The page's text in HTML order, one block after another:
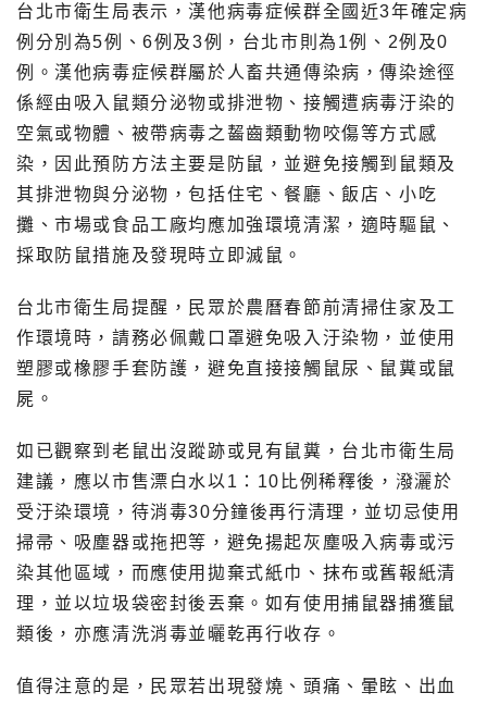
台北市衛生局表示，漢他病毒症候群全國近3年確定病
例分別為5例、6例及3例，台北市則為1例、2例及0
例。漢他病毒症候群屬於人畜共通傳染病，傳染途徑
係經由吸入鼠類分泌物或排泄物、接觸遭病毒汙染的
空氣或物體、被帶病毒之齧齒類動物咬傷等方式感
染，因此預防方法主要是防鼠，並避免接觸到鼠類及
其排泄物與分泌物，包括住宅、餐廳、飯店、小吃
攤、市場或食品工廠均應加強環境清潔，適時驅鼠、
採取防鼠措施及發現時立即滅鼠。
台北市衛生局提醒，民眾於農曆春節前清掃住家及工
作環境時，請務必佩戴口罩避免吸入汙染物，並使用
塑膠或橡膠手套防護，避免直接接觸鼠尿、鼠糞或鼠
屍。
如已觀察到老鼠出沒蹤跡或見有鼠糞，台北市衛生局
建議，應以市售漂白水以1：10比例稀釋後，潑灑於
受汙染環境，待消毒30分鐘後再行清理，並切忌使用
掃帚、吸塵器或拖把等，避免揚起灰塵吸入病毒或污
染其他區域，而應使用拋棄式紙巾、抹布或舊報紙清
理，並以垃圾袋密封後丟棄。如有使用捕鼠器捕獲鼠
類後，亦應清洗消毒並曬乾再行收存。
值得注意的是，民眾若出現發燒、頭痛、暈眩、出血